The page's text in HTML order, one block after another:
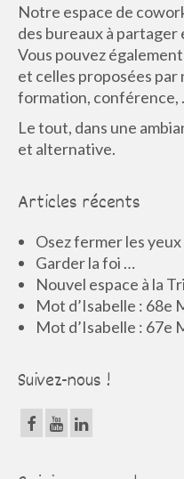
Notre espace de
des bureaux à partager
Vous pouvez
et celles proposées
formation, conférence,
Le tout, dans une
et alternative.
Articles récents
Osez fermer les
Garder la foi …
Nouvel espace à la
Mot d’Isabelle : 68e
Mot d’Isabelle : 67e
Suivez-nous !